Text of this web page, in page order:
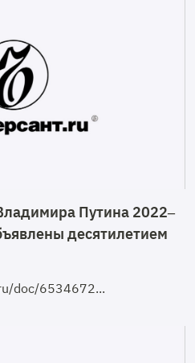
Путина 2022–
десятилетием
doc/6534672...